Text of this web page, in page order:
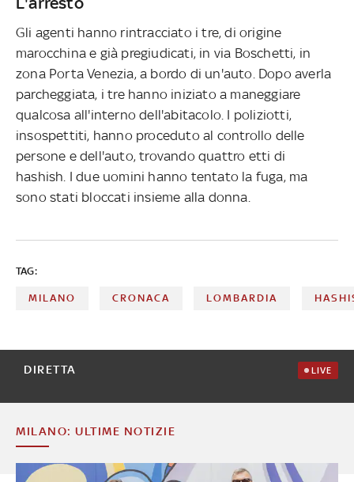
Gli agenti hanno rintracciato i tre, di origine
marocchina e già pregiudicati, in via Boschetti, in
zona Porta Venezia, a bordo di un'auto. Dopo averla
parcheggiata, i tre hanno iniziato a maneggiare
qualcosa all'interno dell'abitacolo. I poliziotti,
insospettiti, hanno proceduto al controllo delle
persone e dell'auto, trovando quattro etti di
hashish. I due uomini hanno tentato la fuga, ma
sono stati bloccati insieme alla donna.
TAG:
MILANO CRONACA LOMBARDIA
DIRETTA LIVE
MILANO: ULTIME NOTIZIE